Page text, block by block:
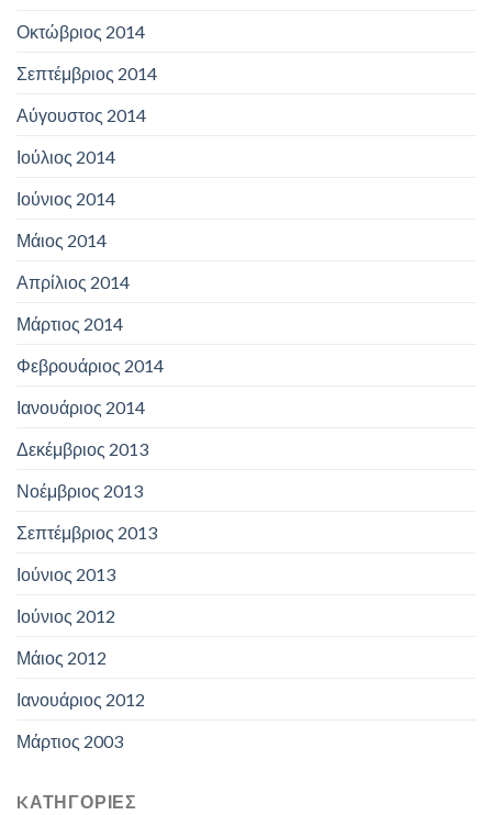
Οκτώβριος 2014
Σεπτέμβριος 2014
Αύγουστος 2014
Ιούλιος 2014
Ιούνιος 2014
Μάιος 2014
Απρίλιος 2014
Μάρτιος 2014
Φεβρουάριος 2014
Ιανουάριος 2014
Δεκέμβριος 2013
Νοέμβριος 2013
Σεπτέμβριος 2013
Ιούνιος 2013
Ιούνιος 2012
Μάιος 2012
Ιανουάριος 2012
Μάρτιος 2003
KΑΤΗΓΟΡΊΕΣ